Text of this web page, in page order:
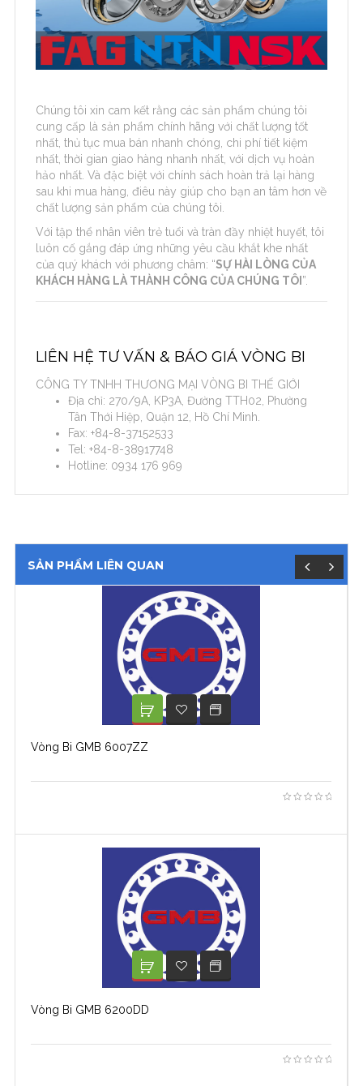
Chúng tôi xin cam kết rằng các sản phẩm chúng tôi
cung cấp là sản phẩm chính hãng với chất lượng tốt
nhất, thủ tục mua bán nhanh chóng, chi phí tiết kiệm
nhất, thời gian giao hàng nhanh nhất, với dịch vụ hoàn
hảo nhất. Và đặc biệt với chính sách hoàn trả lại hàng
sau khi mua hàng, điêu này giúp cho bạn an tâm hơn về
chất lượng sản phẩm của chúng tôi.
Với tập thể nhân viên trẻ tuổi và tràn đầy nhiệt huyết, tôi
luôn cố gắng đáp ứng những yêu cầu khắt khe nhất
của quý khách với phương châm: “SỰ HÀI LÒNG CỦA
KHÁCH HÀNG LÀ THÀNH CÔNG CỦA CHÚNG TÔI ”.
LIÊN HỆ TƯ VẤN & BÁO GIÁ VÒNG BI
CÔNG TY TNHH THƯƠNG MẠI VÒNG BI THẾ GIỚI
Địa chỉ: 270/9A, KP3A, Đường TTH02, Phường
Tân Thới Hiệp, Quận 12, Hồ Chí Minh.
Fax: +84-8-37152533
Tel: +84-8-38917748
Hotline: 0934 176 969
SẢN PHẨM LIÊN QUAN
XEM TIẾPADD TO WISHLIST
Vòng Bi GMB 6007ZZ
XEM TIẾPADD TO WISHLIST
Vòng Bi GMB 6200DD